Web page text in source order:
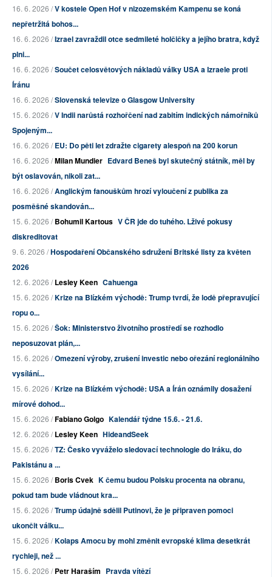
16. 6. 2026 /V kostele Open Hof v nizozemském Kampenu se koná
nepřetržitá bohos...
16. 6. 2026 /Izrael zavraždil otce sedmileté holčičky a jejího bratra, když
plni...
16. 6. 2026 /Součet celosvětových nákladů války USA a Izraele proti
Íránu
16. 6. 2026 /Slovenská televize o Glasgow University
15. 6. 2026 /V Indii narůstá rozhořčení nad zabitím indických námořníků
Spojeným...
16. 6. 2026 /EU: Do pěti let zdražte cigarety alespoň na 200 korun
16. 6. 2026 /Milan Mundier Edvard Beneš byl skutečný státník, měl by
být oslavován, nikoli zat...
16. 6. 2026 /Anglickým fanouškům hrozí vyloučení z publika za
posměšné skandován...
15. 6. 2026 /Bohumil Kartous V ČR jde do tuhého. Lživé pokusy
diskreditovat
9. 6. 2026 /Hospodaření Občanského sdružení Britské listy za květen
2026
12. 6. 2026 /Lesley Keen Cahuenga
15. 6. 2026 /Krize na Blízkém východě: Trump tvrdí, že lodě přepravující
ropu o...
15. 6. 2026 /Šok: Ministerstvo životního prostředí se rozhodlo
neposuzovat plán,...
15. 6. 2026 /Omezení výroby, zrušení investic nebo ořezání regionálního
vysílání...
15. 6. 2026 /Krize na Blízkém východě: USA a Írán oznámily dosažení
mírové dohod...
15. 6. 2026 /Fabiano Golgo Kalendář týdne 15.6. - 21.6.
12. 6. 2026 /Lesley Keen HideandSeek
15. 6. 2026 /TZ: Česko vyváželo sledovací technologie do Iráku, do
Pakistánu a ...
15. 6. 2026 /Boris Cvek K čemu budou Polsku procenta na obranu,
pokud tam bude vládnout kra...
15. 6. 2026 /Trump údajně sdělil Putinovi, že je připraven pomoci
ukončit válku...
15. 6. 2026 /Kolaps Amocu by mohl změnit evropské klima desetkrát
rychleji, než ...
15. 6. 2026 /Petr Haraším Pravda vítězí